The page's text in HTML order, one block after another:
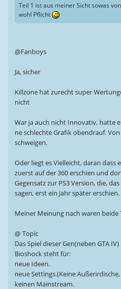
Teil 1 ist aus meiner Sicht sowas
wohl Pflicht
@Fanboys
Ja, sicher
Killzone hat zurecht super
nicht
War ja auch nicht Innovativ, hatte
ne schlechte Grafik obendrauf.
schweigen.
Oder liegt es Vielleicht, daran dass
zuerst auf der 360 erschien und
Gegensatz zur PS3 Version, die,
sagen, erst ein Jahr später erschien.
Meiner Meinung nach waren beide
@ Topic
Das Spiel dieser Gen(neben GTA
Bioshock steht für:
neue Ideen.
neue Settings.(Keine
keinen Mainstream.